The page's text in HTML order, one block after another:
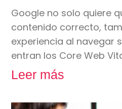
Google no solo quiere
contenido correcto,
experiencia al navegar
entran los Core Web
Leer más